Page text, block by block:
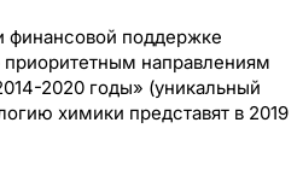
финансовой поддержке
приоритетным направлениям
2020 годы» (уникальный
химики представят в 2019